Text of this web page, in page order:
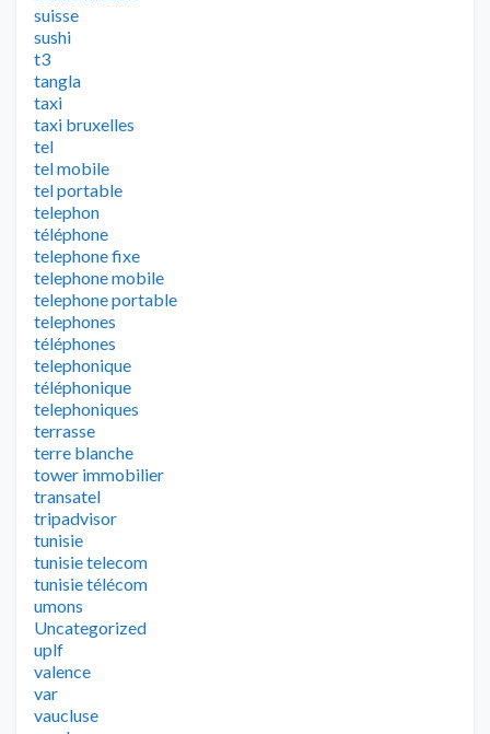
suisse
sushi
t3
tangla
taxi
taxi bruxelles
tel
tel mobile
tel portable
telephon
téléphone
telephone fixe
telephone mobile
telephone portable
telephones
téléphones
telephonique
téléphonique
telephoniques
terrasse
terre blanche
tower immobilier
transatel
tripadvisor
tunisie
tunisie telecom
tunisie télécom
umons
Uncategorized
uplf
valence
var
vaucluse